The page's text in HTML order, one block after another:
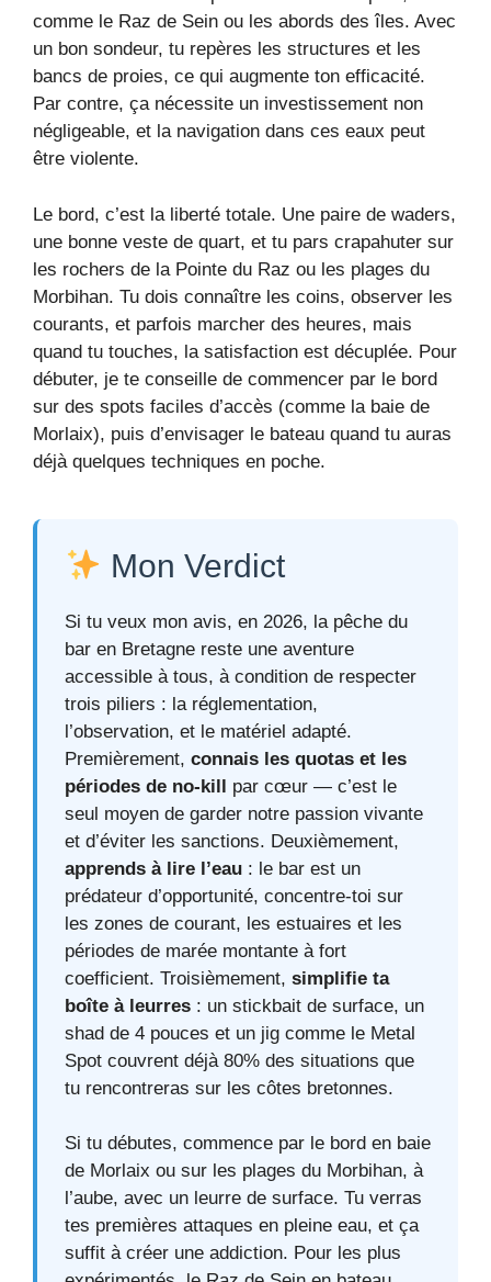
comme le Raz de Sein ou les abords des îles. Avec
un bon sondeur, tu repères les structures et les
bancs de proies, ce qui augmente ton efficacité.
Par contre, ça nécessite un investissement non
négligeable, et la navigation dans ces eaux peut
être violente.
Le bord, c’est la liberté totale. Une paire de waders,
une bonne veste de quart, et tu pars crapahuter sur
les rochers de la Pointe du Raz ou les plages du
Morbihan. Tu dois connaître les coins, observer les
courants, et parfois marcher des heures, mais
quand tu touches, la satisfaction est décuplée. Pour
débuter, je te conseille de commencer par le bord
sur des spots faciles d’accès (comme la baie de
Morlaix), puis d’envisager le bateau quand tu auras
déjà quelques techniques en poche.
Mon Verdict
Si tu veux mon avis, en 2026, la pêche du
bar en Bretagne reste une aventure
accessible à tous, à condition de respecter
trois piliers : la réglementation,
l’observation, et le matériel adapté.
Premièrement, connais les quotas et les
périodes de no-kill par cœur — c’est le
seul moyen de garder notre passion vivante
et d’éviter les sanctions. Deuxièmement,
apprends à lire l’eau : le bar est un
prédateur d’opportunité, concentre-toi sur
les zones de courant, les estuaires et les
périodes de marée montante à fort
coefficient. Troisièmement, simplifie ta
boîte à leurres : un stickbait de surface, un
shad de 4 pouces et un jig comme le Metal
Spot couvrent déjà 80% des situations que
tu rencontreras sur les côtes bretonnes.
Si tu débutes, commence par le bord en baie
de Morlaix ou sur les plages du Morbihan, à
l’aube, avec un leurre de surface. Tu verras
tes premières attaques en pleine eau, et ça
suffit à créer une addiction. Pour les plus